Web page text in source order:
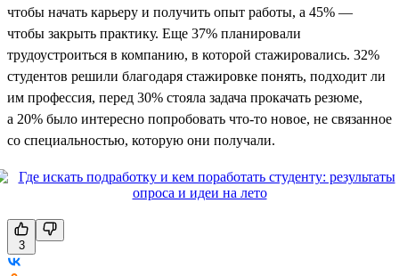
чтобы начать карьеру и получить опыт работы, а 45% —
чтобы закрыть практику. Еще 37% планировали
трудоустроиться в компанию, в которой стажировались. 32%
студентов решили благодаря стажировке понять, подходит ли
им профессия, перед 30% стояла задача прокачать резюме,
а 20% было интересно попробовать что-то новое, не связанное
со специальностью, которую они получали.
3